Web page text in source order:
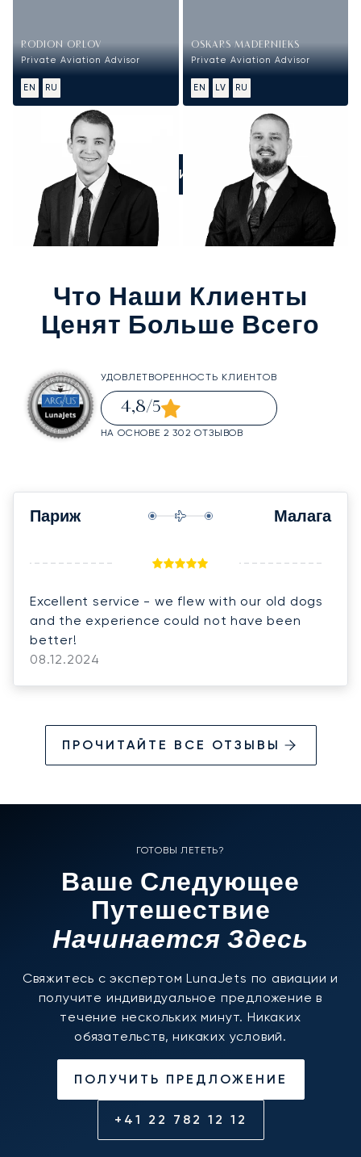
RODION ORLOV
Private Aviation Advisor
EN RU
OSKARS MADERNIEKS
Private Aviation Advisor
EN LV RU
ПОЗВОНИТЕ НАМ
Что Наши Клиенты
Ценят Больше Всего
УДОВЛЕТВОРЕННОСТЬ КЛИЕНТОВ
4,8/5
НА ОСНОВЕ 2 302 ОТЗЫВОВ
Париж Малага
Excellent service - we flew with our old dogs
and the experience could not have been
better!
08.12.2024
ПРОЧИТАЙТЕ ВСЕ ОТЗЫВЫ
ГОТОВЫ ЛЕТЕТЬ?
Ваше Следующее
Путешествие
Начинается Здесь
Свяжитесь с экспертом LunaJets по авиации и
получите индивидуальное предложение в
течение нескольких минут. Никаких
обязательств, никаких условий.
ПОЛУЧИТЬ ПРЕДЛОЖЕНИЕ
+41 22 782 12 12